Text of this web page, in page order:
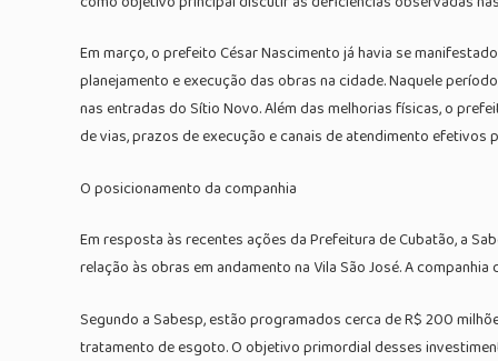
Em março, o prefeito César Nascimento já havia se
planejamento e execução das obras na cidade. Naquele
nas entradas do Sítio Novo. Além das melhorias físicas, o
de vias, prazos de execução e canais de atendimento efetivos
O posicionamento da companhia
Em resposta às recentes ações da Prefeitura de Cubatão, a
relação às obras em andamento na Vila São José. A
Segundo a Sabesp, estão programados cerca de R$ 200
tratamento de esgoto. O objetivo primordial desses